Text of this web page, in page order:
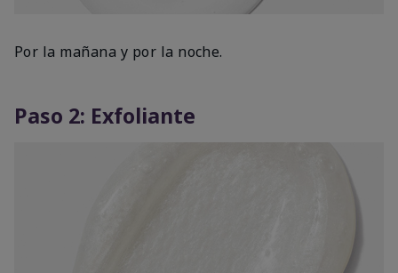
Por la mañana y por la noche.
Paso 2: Exfoliante